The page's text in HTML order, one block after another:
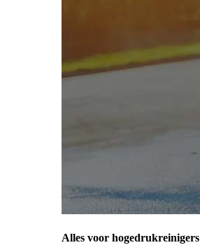
Alles voor hogedrukreinigers